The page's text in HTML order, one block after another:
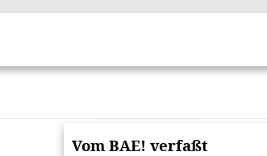
Vom BAE! verfaßt